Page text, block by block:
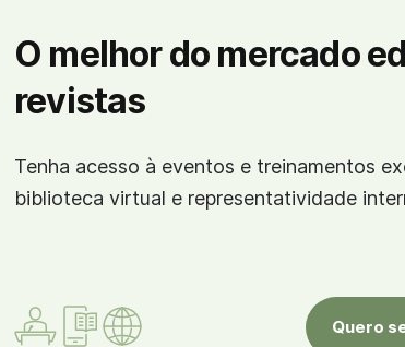
O melhor do mercado
revistas
Tenha acesso à eventos e treinamentos
biblioteca virtual e representatividade
Quero